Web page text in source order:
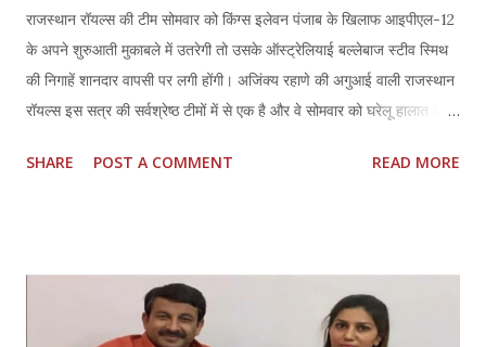
राजस्थान रॉयल्स की टीम सोमवार को किंग्स इलेवन पंजाब के खिलाफ आइपीएल-12
के अपने शुरुआती मुकाबले में उतरेगी तो उसके ऑस्ट्रेलियाई बल्लेबाज स्टीव स्मिथ
की निगाहें शानदार वापसी पर लगी होंगी। अजिंक्य रहाणे की अगुआई वाली राजस्थान
रॉयल्स इस सत्र की सर्वश्रेष्ठ टीमों में से एक है और वे सोमवार को घरेलू हालात का
जाएगा। स्मिथ और डेविड वार्नर पर दक्षिण अफ्रीका में गेंद से छेड़छाड़ प्रकरण के
या क्लब क्रिकेट के लिए लागू नहीं था। वापसी के लिए आइपीएल सही मायने में
शुरुआत होगी और स्मिथ इंग्लैंड में 30 मई से होने वाले विश्व कप से पहले इसका
SHARE POST A COMMENT READ MORE